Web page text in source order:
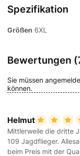
Spezifikation
Größen 6XL
Bewertungen
Sie müssen
können.
Helmut
Mittlerweile die dritte
109 Jagdflieger.
beim Preis mit der